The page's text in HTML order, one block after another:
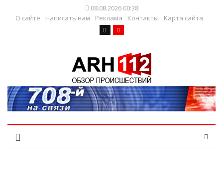
08.08.2026 00:38
О сайте
Написать нам Реклама Контакты Карта сайта